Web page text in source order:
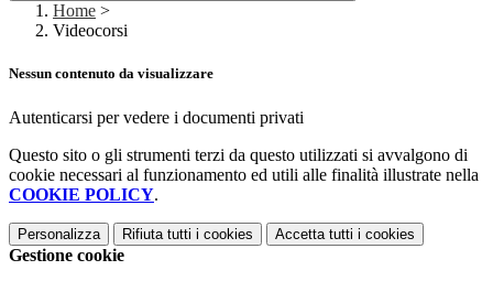
Home >
Videocorsi
Nessun contenuto da visualizzare
Autenticarsi per vedere i documenti privati
Questo sito o gli strumenti terzi da questo utilizzati si avvalgono di
cookie necessari al funzionamento ed utili alle finalità illustrate nella
COOKIE POLICY.
Personalizza Rifiuta tutti i cookies Accetta tutti i cookies
Gestione cookie